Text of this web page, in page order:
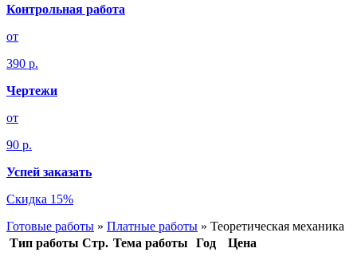
Контрольная работа
от
390 р.
Чертежи
от
90 р.
Успей заказать
Скидка 15%
Готовые работы » Платные работы » Теоретическая механика
Тип работы Стр. Тема работы Год Цена